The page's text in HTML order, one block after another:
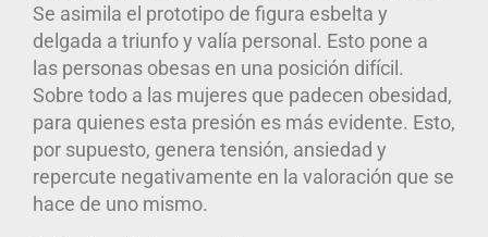
Se asimila el prototipo de figura esbelta y
delgada a triunfo y valía personal. Esto pone a
las personas obesas en una posición difícil.
Sobre todo a las mujeres que padecen obesidad,
para quienes esta presión es más evidente. Esto,
por supuesto, genera tensión, ansiedad y
repercute negativamente en la valoración que se
hace de uno mismo.